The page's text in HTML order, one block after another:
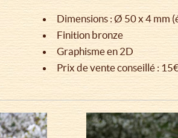
Dimensions : Ø 50 x 4 mm
Finition bronze
Graphisme en 2D
Prix de vente conseillé :